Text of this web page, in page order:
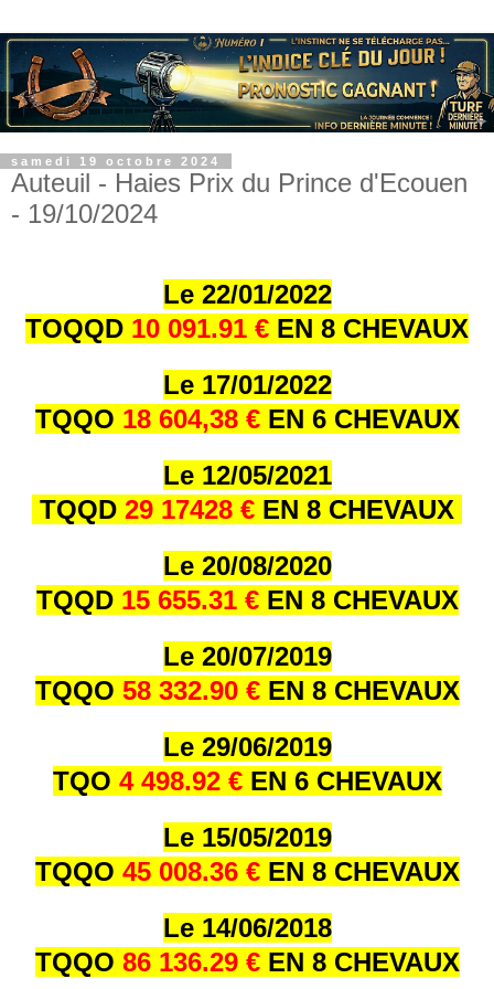
samedi 19 octobre 2024
Auteuil - Haies Prix du Prince d'Ecouen
- 19/10/2024
Le 22/01/2022
TOQQD 10 091.91 € EN 8 CHEVAUX
Le 17/01/2022
TQQO 18 604,38 € EN 6 CHEVAUX
Le 12/05/2021
TQQD 29 17428 € EN 8 CHEVAUX
Le 20/08/2020
TQQD 15 655.31 € EN 8 CHEVAUX
Le 20/07/2019
TQQO 58 332.90 € EN 8 CHEVAUX
Le 29/06/2019
TQO 4 498.92 € EN 6 CHEVAUX
Le 15/05/2019
TQQO 45 008.36 € EN 8 CHEVAUX
Le 14/06/2018
TQQO 86 136.29 € EN 8 CHEVAUX